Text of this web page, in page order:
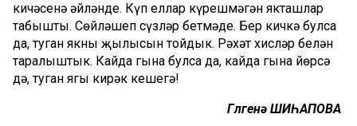
кичәсенә әйләнде. Күп еллар күрешмәгән якташлар
табышты. Сөйләшеп сүзләр бетмәде. Бер кичкә булса
да, туган якның җылысын тойдык. Рәхәт хисләр белән
таралыштык. Кайда гына булса да, кайда гына йөрсә
дә, туган ягы кирәк кешегә!
Гөлгенә ШИҺАПОВА